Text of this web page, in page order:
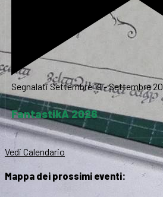
SegnalatiSettembre 19-Settembre 20
FantastikA 2026
Vedi Calendario
Mappa dei prossimi eventi: